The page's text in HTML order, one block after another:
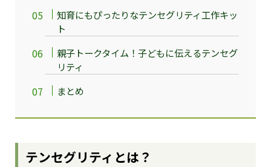
知育にもぴったりなテンセグリティ工作キッ
ト
親子トークタイム！子どもに伝えるテンセグ
リティ
まとめ
テンセグリティとは？